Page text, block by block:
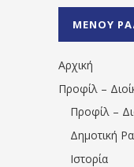
ΜΕΝΟΥ
Αρχική
Προφίλ –
Προφίλ –
Δημοτική
Ιστορία